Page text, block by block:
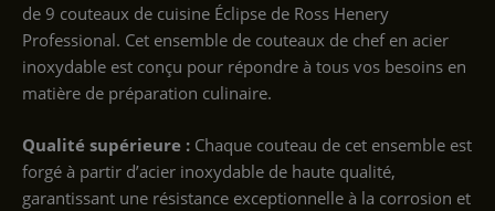
de 9 couteaux de cuisine Éclipse de Ross Henery
Professional. Cet ensemble de couteaux de chef en acier
inoxydable est conçu pour répondre à tous vos besoins en
matière de préparation culinaire.
Qualité supérieure : Chaque couteau de cet ensemble est
forgé à partir d’acier inoxydable de haute qualité,
garantissant une résistance exceptionnelle à la corrosion et